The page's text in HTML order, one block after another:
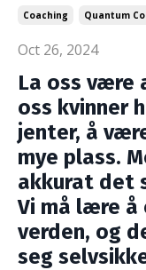
Coaching Quantum
Oct 26, 2024
La oss være
oss kvinner
jenter, å
mye plass.
akkurat det
Vi må lære å
verden, og
seg